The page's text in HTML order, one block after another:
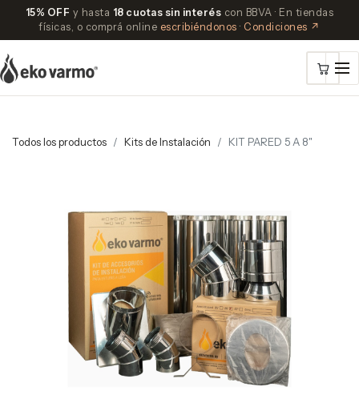
15% OFF y hasta 18 cuotas sin interés con BBVA · En tiendas
físicas, o comprá online escribiéndonos · Condiciones ↗
Todos los productos Kits de Instalación KIT PARED 5 A 8"